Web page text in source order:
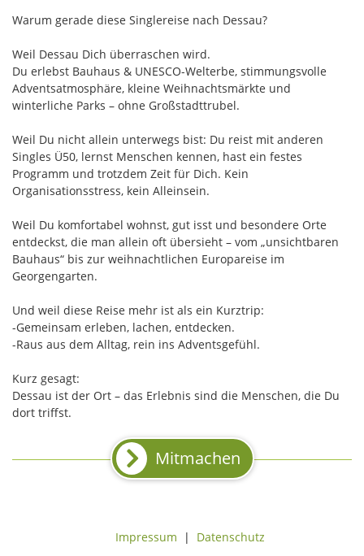
Warum gerade diese Singlereise nach Dessau?
Weil Dessau Dich überraschen wird.
Du erlebst Bauhaus & UNESCO-Welterbe, stimmungsvolle
Adventsatmosphäre, kleine Weihnachtsmärkte und
winterliche Parks – ohne Großstadttrubel.
Weil Du nicht allein unterwegs bist: Du reist mit anderen
Singles Ü50, lernst Menschen kennen, hast ein festes
Programm und trotzdem Zeit für Dich. Kein
Organisationsstress, kein Alleinsein.
Weil Du komfortabel wohnst, gut isst und besondere Orte
entdeckst, die man allein oft übersieht – vom „unsichtbaren
Bauhaus“ bis zur weihnachtlichen Europareise im
Georgengarten.
Und weil diese Reise mehr ist als ein Kurztrip:
-Gemeinsam erleben, lachen, entdecken.
-Raus aus dem Alltag, rein ins Adventsgefühl.
Kurz gesagt:
Dessau ist der Ort – das Erlebnis sind die Menschen, die Du
dort triffst.
Mitmachen
Impressum | Datenschutz